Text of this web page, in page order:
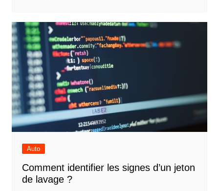
Auto
Comment identifier les signes d’un jeton
de lavage ?